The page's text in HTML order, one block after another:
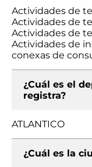
Actividades de
Actividades de
Actividades de
Actividades de
conexas de
¿Cuál es el
registra?
ATLANTICO
¿Cuál es la